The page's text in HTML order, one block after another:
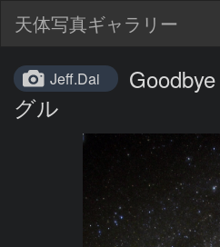
天体写真ギャラリー
Jeff.Dai
グル